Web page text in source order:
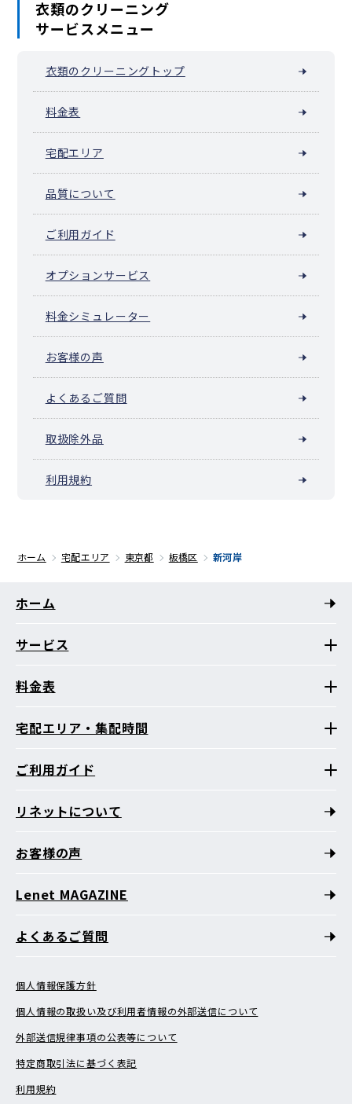
衣類のクリーニング
サービスメニュー
衣類のクリーニングトップ
料金表
宅配エリア
品質について
ご利用ガイド
オプションサービス
料金シミュレーター
お客様の声
よくあるご質問
取扱除外品
利用規約
ホーム 宅配エリア 東京都 板橋区 新河岸
ホーム
サービス
料金表
宅配エリア・集配時間
ご利用ガイド
リネットについて
お客様の声
Lenet MAGAZINE
よくあるご質問
個人情報保護方針
個人情報の取扱い及び利用者情報の外部送信について
外部送信規律事項の公表等について
特定商取引法に基づく表記
利用規約